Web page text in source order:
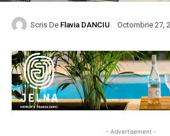
Scris De Flavia DANCIU Octombrie 27,
- Advertisement -